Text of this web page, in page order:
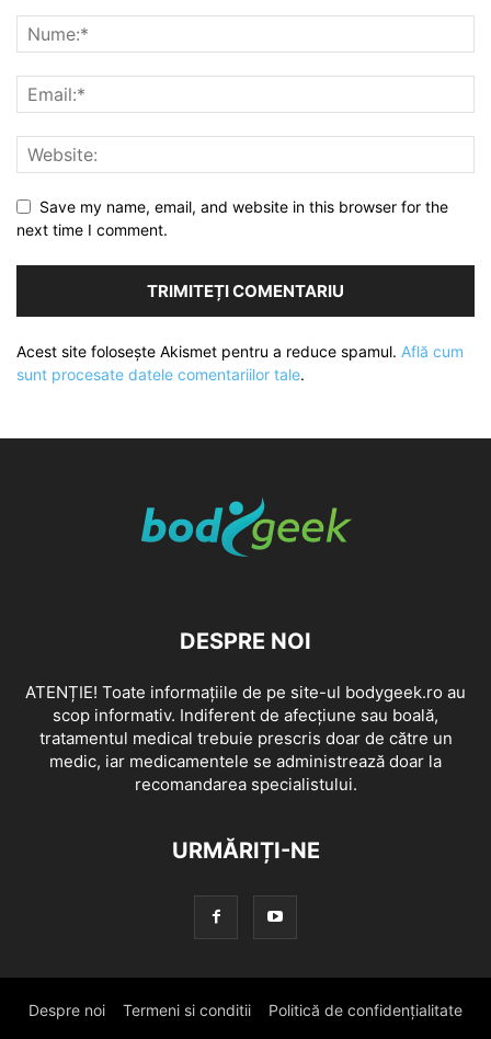
Save my name, email, and website in this browser for the
next time I comment.
Acest site folosește Akismet pentru a reduce spamul. Află cum
sunt procesate datele comentariilor tale.
DESPRE NOI
ATENȚIE! Toate informațiile de pe site-ul bodygeek.ro au
scop informativ. Indiferent de afecțiune sau boală,
tratamentul medical trebuie prescris doar de către un
medic, iar medicamentele se administrează doar la
recomandarea specialistului.
URMĂRIȚI-NE
Despre noi Termeni si conditii Politică de confidențialitate